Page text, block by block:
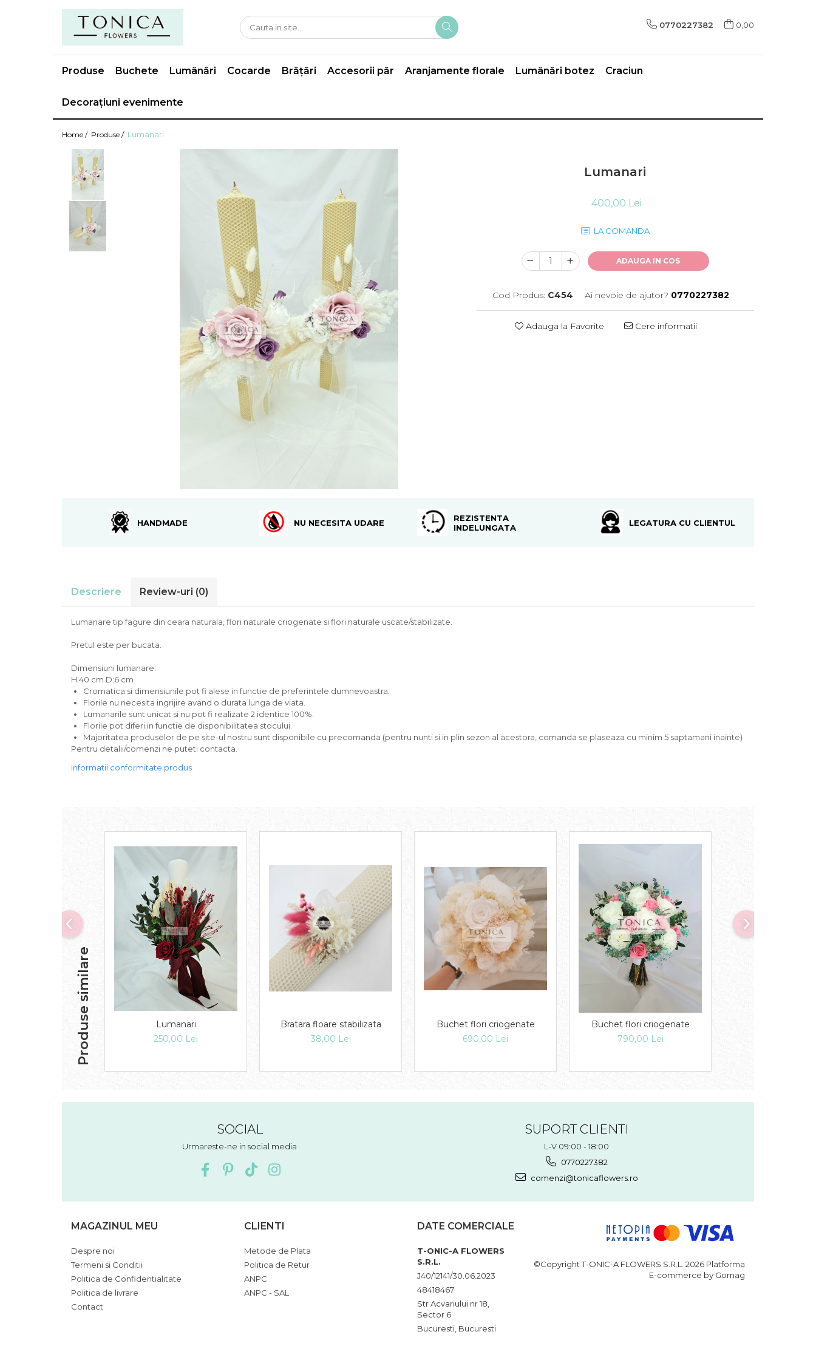
0770227382 0,00
Produse Buchete Lumânări Cocarde Brățări Accesorii păr Aranjamente florale Lumânări botez Craciun
Decorațiuni evenimente
Home / Produse / Lumanari
Lumanari
400,00 Lei
LA COMANDA
ADAUGA IN COS
Cod Produs: C454 Ai nevoie de ajutor? 0770227382
Adauga la Favorite Cere informatii
HANDMADE NU NECESITA UDARE
REZISTENTA
INDELUNGATA
LEGATURA CU CLIENTUL
Descriere Review-uri (0)
Lumanare tip fagure din ceara naturala, flori naturale criogenate si flori naturale uscate/stabilizate.
Pretul este per bucata.
Dimensiuni lumanare:
H:40 cm D:6 cm
Cromatica si dimensiunile pot fi alese in functie de preferintele dumnevoastra.
Florile nu necesita ingrijire avand o durata lunga de viata.
Lumanarile sunt unicat si nu pot fi realizate 2 identice 100%.
Florile pot diferi in functie de disponibilitatea stocului.
Majoritatea produselor de pe site-ul nostru sunt disponibile cu precomanda (pentru nunti si in plin sezon al acestora, comanda se plaseaza cu minim 5 saptamani inainte)
Pentru detalii/comenzi ne puteti contacta.
Informatii conformitate produs
Produse similare
Lumanari
250,00 Lei
Bratara floare stabilizata
38,00 Lei
Buchet flori criogenate
690,00 Lei
Buchet flori criogenate
790,00 Lei
SOCIAL
Urmareste-ne in social media
SUPORT CLIENTI
L-V 09:00 - 18:00
0770227382
comenzi@tonicaflowers.ro
MAGAZINUL MEU
Despre noi
Termeni si Conditii
Politica de Confidentialitate
Politica de livrare
Contact
CLIENTI
Metode de Plata
Politica de Retur
ANPC
ANPC - SAL
DATE COMERCIALE
T-ONIC-A FLOWERS
S.R.L.
J40/12141/30.06.2023
48418467
Str Acvariului nr 18,
Sector 6
Bucuresti, Bucuresti
©Copyright T-ONIC-A FLOWERS S.R.L. 2026 Platforma
E-commerce by Gomag